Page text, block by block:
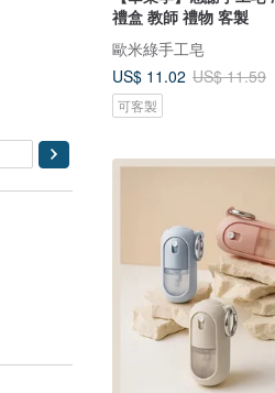
禮盒 教師 禮物 客製
歐米綠手工皂
US$ 11.02 US$ 11.59
可客製